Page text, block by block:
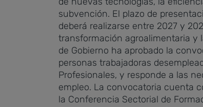
subvención. El plazo de
deberá realizarse entre 2027 y
transformación agroalimentaria y
de Gobierno ha aprobado la
personas trabajadoras
Profesionales, y responde a las
empleo. La convocatoria cuenta
la Conferencia Sectorial de